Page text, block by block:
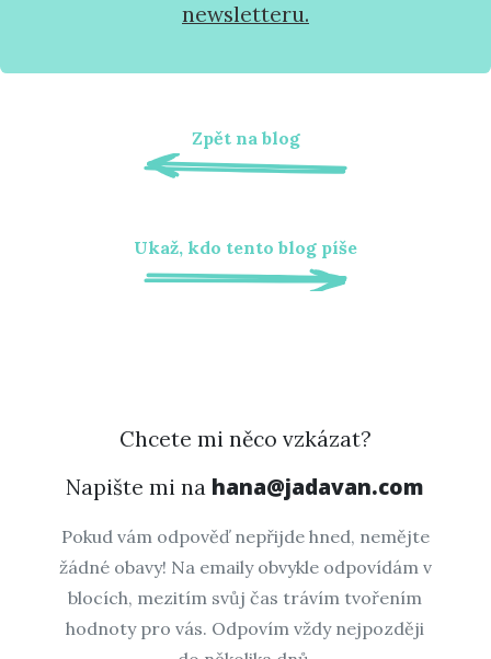
newsletteru.
Zpět na blog
Ukaž, kdo tento blog píše
Chcete mi něco vzkázat?
Napište mi na hana@jadavan.com
Pokud vám odpověď nepřijde hned, nemějte
žádné obavy! Na emaily obvykle odpovídám v
blocích, mezitím svůj čas trávím tvořením
hodnoty pro vás. Odpovím vždy nejpozději